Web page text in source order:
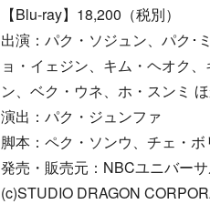
【Blu-ray】18,200（税別）
出演：パク・ソジュン、パク･
ョ・イェジン、キム・ヘオク
ン、ベク・ウネ、ホ・スンミ
演出：パク・ジュンファ
脚本：ペク・ソンウ、チェ・ボ
発売・販売元：NBCユニバー
(c)STUDIO DRAGON